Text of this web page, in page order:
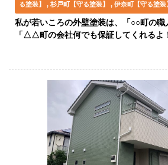
る塗装】
杉戸町【守る塗装】 伊奈町【守る塗装
私が若いころの外壁塗装は、「○○町の職
「△△町の会社何でも保証してくれるよ